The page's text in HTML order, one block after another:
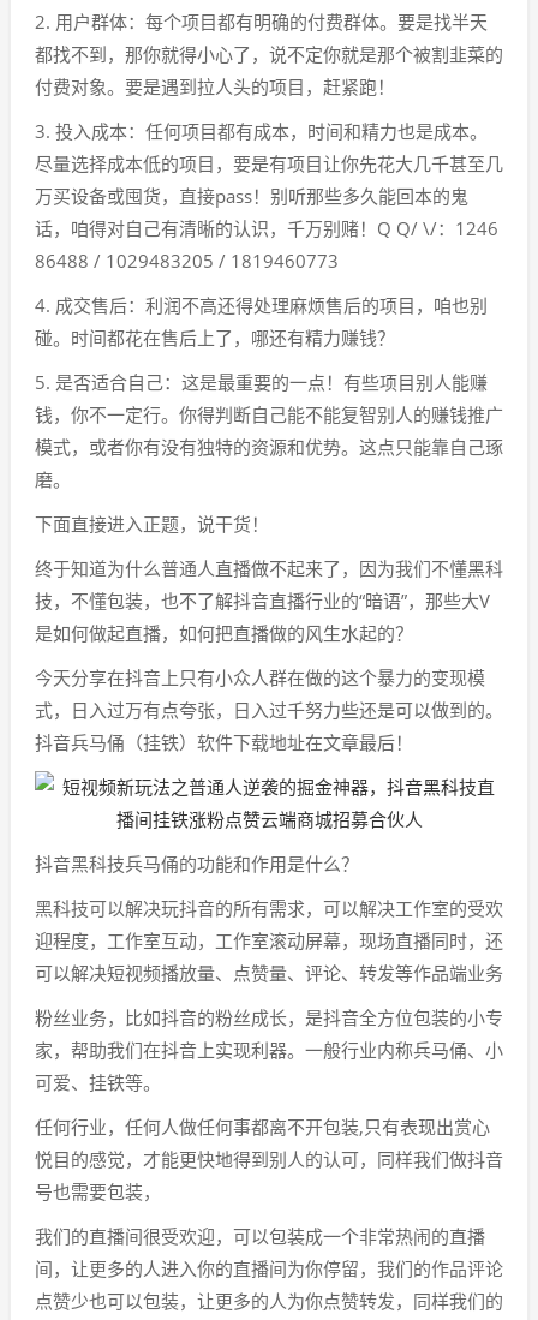
2. 用户群体：每个项目都有明确的付费群体。要是找半天
都找不到，那你就得小心了，说不定你就是那个被割韭菜的
付费对象。要是遇到拉人头的项目，赶紧跑！
3. 投入成本：任何项目都有成本，时间和精力也是成本。
尽量选择成本低的项目，要是有项目让你先花大几千甚至几
万买设备或囤货，直接pass！别听那些多久能回本的鬼
话，咱得对自己有清晰的认识，千万别赌！Q Q/ \/：1246
86488 / 1029483205 / 1819460773
4. 成交售后：利润不高还得处理麻烦售后的项目，咱也别
碰。时间都花在售后上了，哪还有精力赚钱？
5. 是否适合自己：这是最重要的一点！有些项目别人能赚
钱，你不一定行。你得判断自己能不能复智别人的赚钱推广
模式，或者你有没有独特的资源和优势。这点只能靠自己琢
磨。
下面直接进入正题，说干货！
终于知道为什么普通人直播做不起来了，因为我们不懂黑科
技，不懂包装，也不了解抖音直播行业的“暗语”，那些大V
是如何做起直播，如何把直播做的风生水起的？
今天分享在抖音上只有小众人群在做的这个暴力的变现模
式，日入过万有点夸张，日入过千努力些还是可以做到的。
抖音兵马俑（挂铁）软件下载地址在文章最后！
抖音黑科技兵马俑的功能和作用是什么？
黑科技可以解决玩抖音的所有需求，可以解决工作室的受欢
迎程度，工作室互动，工作室滚动屏幕，现场直播同时，还
可以解决短视频播放量、点赞量、评论、转发等作品端业务
粉丝业务，比如抖音的粉丝成长，是抖音全方位包装的小专
家，帮助我们在抖音上实现利器。一般行业内称兵马俑、小
可爱、挂铁等。
任何行业，任何人做任何事都离不开包装,只有表现出赏心
悦目的感觉，才能更快地得到别人的认可，同样我们做抖音
号也需要包装，
我们的直播间很受欢迎，可以包装成一个非常热闹的直播
间，让更多的人进入你的直播间为你停留，我们的作品评论
点赞少也可以包装，让更多的人为你点赞转发，同样我们的